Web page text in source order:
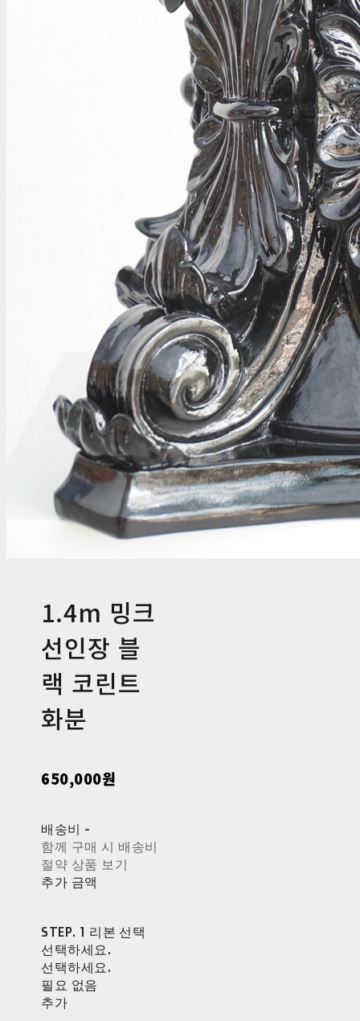
1.4m 밍크
선인장 블
랙 코린트
화분
650,000원
배송비 -
함께 구매 시 배송비
절약 상품 보기
추가 금액
STEP. 1 리본 선택
선택하세요.
선택하세요.
필요 없음
추가